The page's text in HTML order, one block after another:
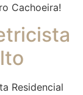
Cachoeira!
Residencial